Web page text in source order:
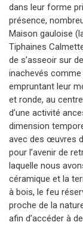
dans leur forme
présence,
Maison gauloise
Tiphaines
de s’asseoir sur
inachevés
empruntant leur
et ronde, au
d’une activité
dimension
avec des œuvres
pour l’avenir de
laquelle nous
céramique et la
à bois, le feu
proche de la
afin d’accéder à